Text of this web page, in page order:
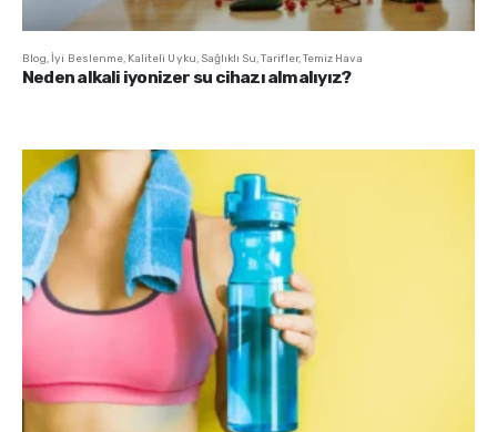
Blog, İyi Beslenme, Kaliteli Uyku, Sağlıklı Su,Tarifler,Temiz Hava
Neden alkali iyonizer su cihazı almalıyız?